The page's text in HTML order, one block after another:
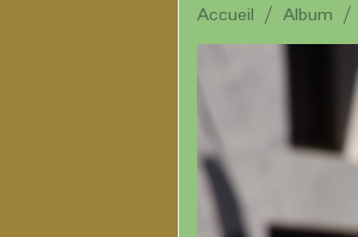
Accueil Album